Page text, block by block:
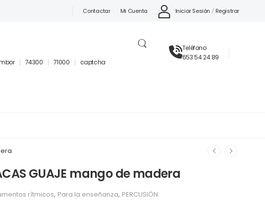
Contactar Mi Cuenta Iniciar Sesión / Registrar
74300 71000 captcha
Teléfono
653 54 24 89
GUAJE mango de madera
rítmicos, Para la enseñanza, PERCUSIÓN